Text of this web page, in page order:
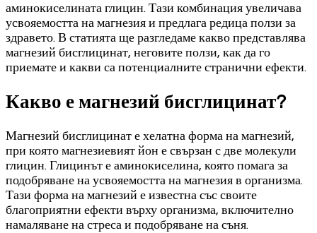
аминокиселината глицин. Тази комбинация увеличава
усвояемостта на магнезия и предлага редица ползи за
здравето. В статията ще разгледаме какво представлява
магнезий бисглицинат, неговите ползи, как да го
приемате и какви са потенциалните странични ефекти.
Какво е магнезий бисглицинат?
Магнезий бисглицинат е хелатна форма на магнезий,
при която магнезиевият йон е свързан с две молекули
глицин. Глицинът е аминокиселина, която помага за
подобряване на усвояемостта на магнезия в организма.
Тази форма на магнезий е известна със своите
благоприятни ефекти върху организма, включително
намаляване на стреса и подобряване на съня.